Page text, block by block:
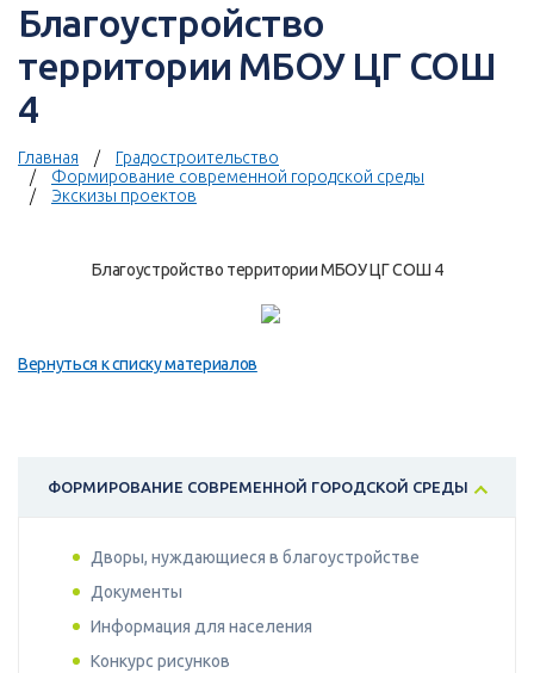
Благоустройство
территории МБОУ ЦГ СОШ
4
Главная
Градостроительство
Формирование современной городской среды
Экскизы проектов
Благоустройство территории МБОУ ЦГ СОШ 4
Вернуться к списку материалов
ФОРМИРОВАНИЕ СОВРЕМЕННОЙ ГОРОДСКОЙ СРЕДЫ
Дворы, нуждающиеся в благоустройстве
Документы
Информация для населения
Конкурс рисунков